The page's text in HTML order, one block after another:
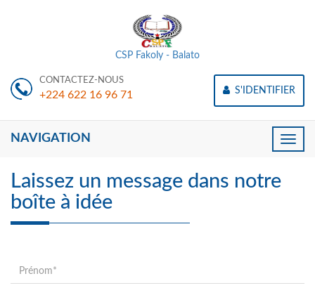
CSP Fakoly - Balato
CONTACTEZ-NOUS
+224 622 16 96 71 S'IDENTIFIER
Toggle
NAVIGATION
Laissez un message dans notre
boîte à idée